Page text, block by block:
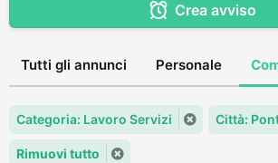
Crea avviso
Tutti gli annunci Personale
Categoria: Lavoro Servizi Città:
Rimuovi tutto